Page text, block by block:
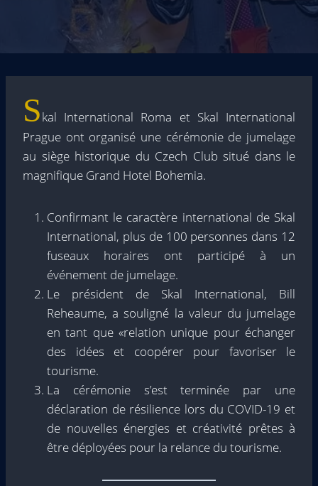
Skal International Roma et Skal International
Prague ont organisé une cérémonie de jumelage
au siège historique du Czech Club situé dans le
magnifique Grand Hotel Bohemia.
Confirmant le caractère international de Skal
International, plus de 100 personnes dans 12
fuseaux horaires ont participé à un
événement de jumelage.
Le président de Skal International, Bill
Reheaume, a souligné la valeur du jumelage
en tant que «relation unique pour échanger
des idées et coopérer pour favoriser le
tourisme.
La cérémonie s’est terminée par une
déclaration de résilience lors du COVID-19 et
de nouvelles énergies et créativité prêtes à
être déployées pour la relance du tourisme.